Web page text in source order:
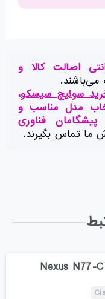
اصالت کالا و
می‌باشند.
سوئیچ سیسکو،
مدل مناسب و
پیشگامان فناوری
ما تماس بگیرند.